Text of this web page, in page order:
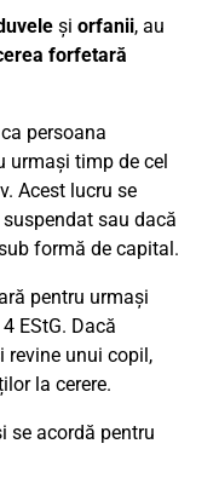
și orfanii, au
forfetară
persoana
urmași timp de cel
Acest lucru se
sau dacă
formă de capital.
pentru urmași
EStG. Dacă
revine unui copil,
la cerere.
se acordă pentru